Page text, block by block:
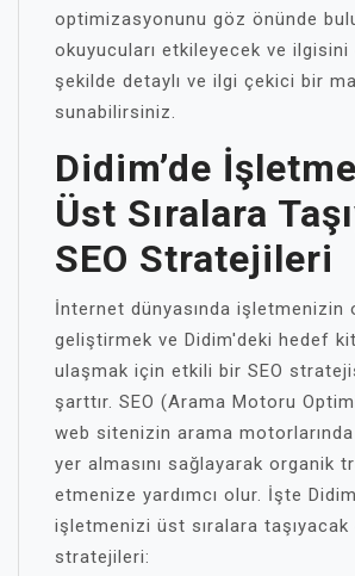
optimizasyonunu göz önünde
okuyucuları etkileyecek ve ilgisini
şekilde detaylı ve ilgi çekici bir
sunabilirsiniz.
Didim’de
Üst Sıralara
SEO Stratejileri
İnternet dünyasında işletmenizin
geliştirmek ve Didim'deki hedef
ulaşmak için etkili bir SEO
şarttır. SEO (Arama Motoru
web sitenizin arama
yer almasını sağlayarak organik
etmenize yardımcı olur. İşte
işletmenizi üst sıralara taşıyacak
stratejileri: